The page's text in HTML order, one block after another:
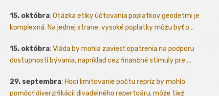
15. októbra: Otázka etiky účtovania poplatkov geodetmi je
komplexná. Na jednej strane, vysoké poplatky môžu byť o...
15. októbra: Vláda by mohla zaviesť opatrenia na podporu
dostupnosti bývania, napríklad cez finančné stimuly pre ...
29. septembra: Hoci limitovanie počtu repríz by mohlo
pomôcť diverzifikácii divadelného repertoáru, môže tiež